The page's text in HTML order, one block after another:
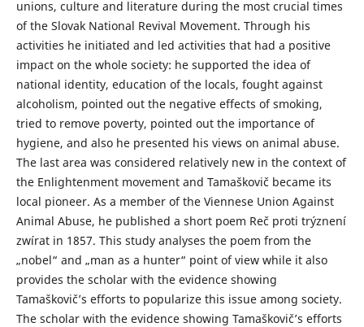
unions, culture and literature during the most crucial times
of the Slovak National Revival Movement. Through his
activities he initiated and led activities that had a positive
impact on the whole society: he supported the idea of
national identity, education of the locals, fought against
alcoholism, pointed out the negative effects of smoking,
tried to remove poverty, pointed out the importance of
hygiene, and also he presented his views on animal abuse.
The last area was considered relatively new in the context of
the Enlightenment movement and Tamaškovič became its
local pioneer. As a member of the Viennese Union Against
Animal Abuse, he published a short poem Reč proti trýznení
zwírat in 1857. This study analyses the poem from the
„nobel“ and „man as a hunter“ point of view while it also
provides the scholar with the evidence showing
Tamaškovič’s efforts to popularize this issue among society.
The scholar with the evidence showing Tamaškovič’s efforts